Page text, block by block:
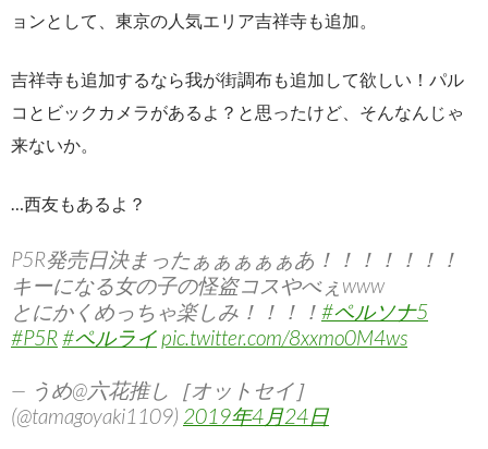
ョンとして、東京の人気エリア吉祥寺も追加。
吉祥寺も追加するなら我が街調布も追加して欲しい！パル
コとビックカメラがあるよ？と思ったけど、そんなんじゃ
来ないか。
…西友もあるよ？
P5R発売日決まったぁぁぁぁぁあ！！！！！！！
キーになる女の子の怪盗コスやべぇwww
とにかくめっちゃ楽しみ！！！！ #ペルソナ5
#P5R#ペルライ pic.twitter.com/8xxmo0M4ws
— うめ@六花推し［オットセイ］
(@tamagoyaki1109) 2019年4月24日